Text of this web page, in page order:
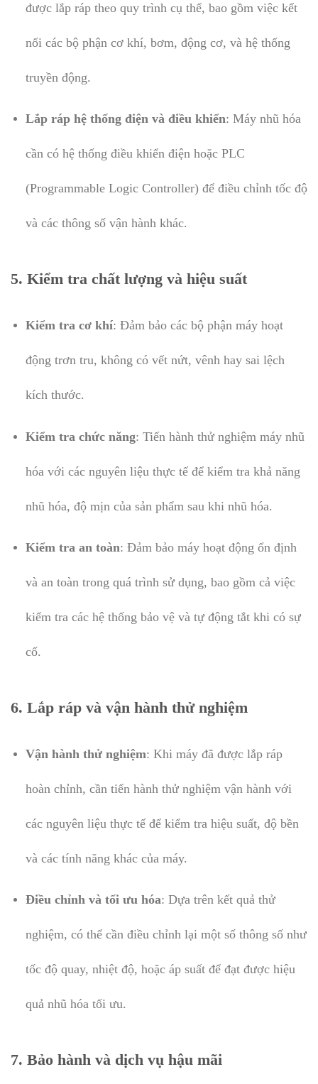
được lắp ráp theo quy trình cụ thể, bao gồm việc kết
nối các bộ phận cơ khí, bơm, động cơ, và hệ thống
truyền động.
Lắp ráp hệ thống điện và điều khiển: Máy nhũ hóa
cần có hệ thống điều khiển điện hoặc PLC
(Programmable Logic Controller) để điều chỉnh tốc độ
và các thông số vận hành khác.
5. Kiểm tra chất lượng và hiệu suất
Kiểm tra cơ khí: Đảm bảo các bộ phận máy hoạt
động trơn tru, không có vết nứt, vênh hay sai lệch
kích thước.
Kiểm tra chức năng: Tiến hành thử nghiệm máy nhũ
hóa với các nguyên liệu thực tế để kiểm tra khả năng
nhũ hóa, độ mịn của sản phẩm sau khi nhũ hóa.
Kiểm tra an toàn: Đảm bảo máy hoạt động ổn định
và an toàn trong quá trình sử dụng, bao gồm cả việc
kiểm tra các hệ thống bảo vệ và tự động tắt khi có sự
cố.
6. Lắp ráp và vận hành thử nghiệm
Vận hành thử nghiệm: Khi máy đã được lắp ráp
hoàn chỉnh, cần tiến hành thử nghiệm vận hành với
các nguyên liệu thực tế để kiểm tra hiệu suất, độ bền
và các tính năng khác của máy.
Điều chỉnh và tối ưu hóa: Dựa trên kết quả thử
nghiệm, có thể cần điều chỉnh lại một số thông số như
tốc độ quay, nhiệt độ, hoặc áp suất để đạt được hiệu
quả nhũ hóa tối ưu.
7. Bảo hành và dịch vụ hậu mãi